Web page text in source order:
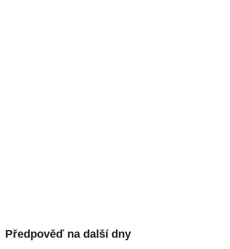
Předpověď na další dny